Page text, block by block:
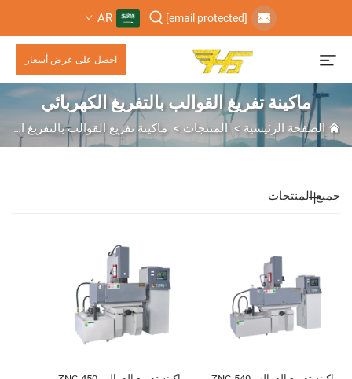
[email protected]
AR
احصل على عرض أسعار
ماكينة تفريغ القوالب بالتفريغ الكهربائي
الصفحة الرئيسية >المنتجات > ماكينة تفريغ القوالب بالتفريغ الكهربائي
جميع المنتجات